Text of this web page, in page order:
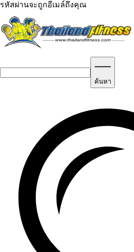
รหัสผ่านจะถูกอีเมล์ถึงคุณ
ค้นหา